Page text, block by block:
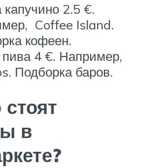
2.5 €.
Coffee Island.
кофеен.
пива 4 €. Например,
Подборка баров.
в